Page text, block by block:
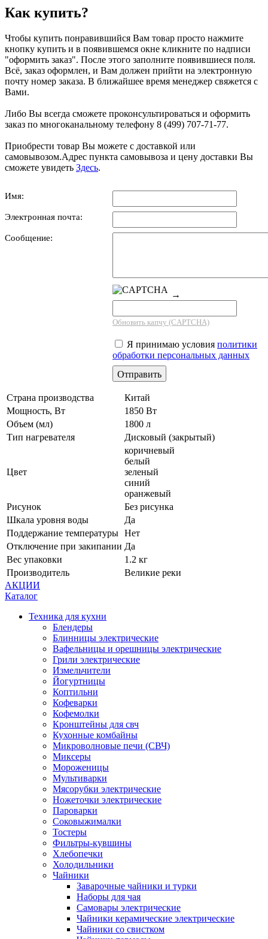
Как купить?
Чтобы купить понравившийся Вам товар просто нажмите
кнопку купить и в появившемся окне кликните по надписи
"оформить заказ". После этого заполните появившиеся поля.
Всё, заказ оформлен, и Вам должен прийти на электронную
почту номер заказа. В ближайшее время менеджер свяжется с
Вами.
Либо Вы всегда сможете проконсультироваться и оформить
заказ по многоканальному телефону 8 (499) 707-71-77.
Приобрести товар Вы можете с доставкой или
самовывозом.Адрес пункта самовывоза и цену доставки Вы
сможете увидеть Здесь.
Имя:
Электронная почта:
Сообщение:
→
Обновить капчу (CAPTCHA)
Я принимаю условия политики
обработки персональных данных
Страна производства
Китай
Мощность, Вт
1850 Вт
Объем (мл)
1800 л
Тип нагревателя
Дисковый (закрытый)
Цвет
коричневый
белый
зеленый
синий
оранжевый
Рисунок
Без рисунка
Шкала уровня воды
Да
Поддержание температуры Нет
Отключение при закипании Да
Вес упаковки
1.2 кг
Производитель
Великие реки
АКЦИИ
Каталог
Техника для кухни
Блендеры
Блинницы электрические
Вафельницы и орешницы электрические
Грили электрические
Измельчители
Йогуртницы
Коптильни
Кофеварки
Кофемолки
Кронштейны для свч
Кухонные комбайны
Микроволновые печи (СВЧ)
Миксеры
Мороженицы
Мультиварки
Мясорубки электрические
Ножеточки электрические
Пароварки
Соковыжималки
Тостеры
Фильтры-кувшины
Хлебопечки
Холодильники
Чайники
Заварочные чайники и турки
Наборы для чая
Самовары электрические
Чайники керамические электрические
Чайники со свистком